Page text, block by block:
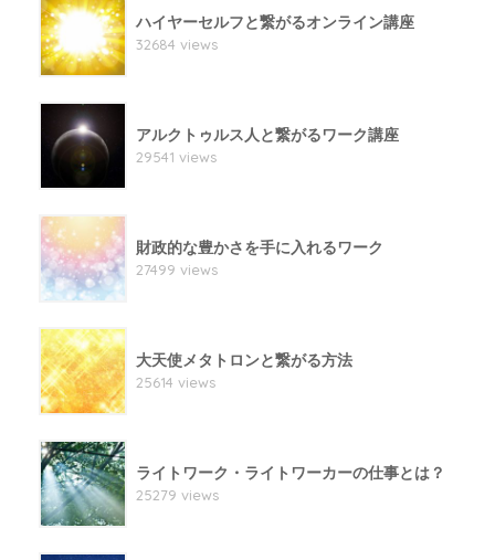
ハイヤーセルフと繋がるオンライン講座
32684 views
アルクトゥルス人と繋がるワーク講座
29541 views
財政的な豊かさを手に入れるワーク
27499 views
大天使メタトロンと繋がる方法
25614 views
ライトワーク・ライトワーカーの仕事とは？
25279 views